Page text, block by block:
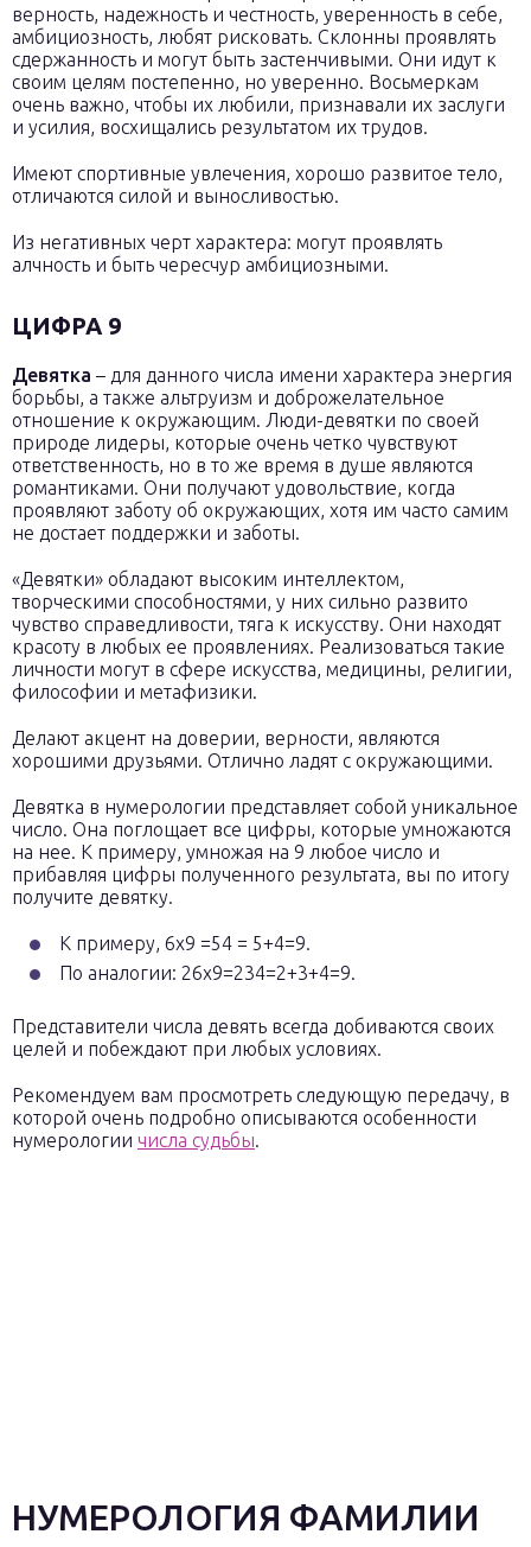
верность, надежность и честность, уверенность в себе,
амбициозность, любят рисковать. Склонны проявлять
сдержанность и могут быть застенчивыми. Они идут к
своим целям постепенно, но уверенно. Восьмеркам
очень важно, чтобы их любили, признавали их заслуги
и усилия, восхищались результатом их трудов.
Имеют спортивные увлечения, хорошо развитое тело,
отличаются силой и выносливостью.
Из негативных черт характера: могут проявлять
алчность и быть чересчур амбициозными.
ЦИФРА 9
Девятка – для данного числа имени характера энергия
борьбы, а также альтруизм и доброжелательное
отношение к окружающим. Люди-девятки по своей
природе лидеры, которые очень четко чувствуют
ответственность, но в то же время в душе являются
романтиками. Они получают удовольствие, когда
проявляют заботу об окружающих, хотя им часто самим
не достает поддержки и заботы.
«Девятки» обладают высоким интеллектом,
творческими способностями, у них сильно развито
чувство справедливости, тяга к искусству. Они находят
красоту в любых ее проявлениях. Реализоваться такие
личности могут в сфере искусства, медицины, религии,
философии и метафизики.
Делают акцент на доверии, верности, являются
хорошими друзьями. Отлично ладят с окружающими.
Девятка в нумерологии представляет собой уникальное
число. Она поглощает все цифры, которые умножаются
на нее. К примеру, умножая на 9 любое число и
прибавляя цифры полученного результата, вы по итогу
получите девятку.
К примеру, 6х9 =54 = 5+4=9.
По аналогии: 26х9=234=2+3+4=9.
Представители числа девять всегда добиваются своих
целей и побеждают при любых условиях.
Рекомендуем вам просмотреть следующую передачу, в
которой очень подробно описываются особенности
нумерологии числа судьбы
НУМЕРОЛОГИЯ ФАМИЛИИ